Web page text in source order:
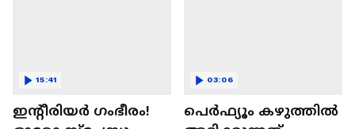
ഇന്റീരിയർ ഗംഭീരം!
15:41
പെർഫ്യൂം കഴുത്തിൽ
03:06